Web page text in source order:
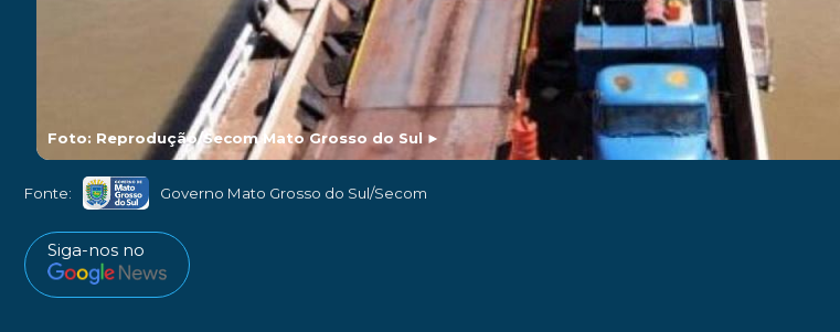
Foto: Reprodução/Secom Mato Grosso do Sul ►
Fonte: Governo Mato Grosso do Sul/Secom
Siga-nos no